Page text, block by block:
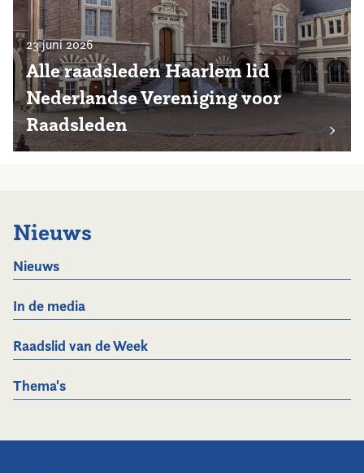
23 juni 2026
Alle raadsleden Haarlem lid
Nederlandse Vereniging voor
Raadsleden
Nieuws
Nieuws
In de media
Raadslid van de Week
Thema's